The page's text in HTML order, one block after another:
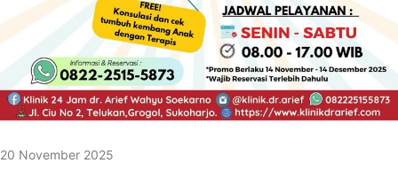
20 November 2025